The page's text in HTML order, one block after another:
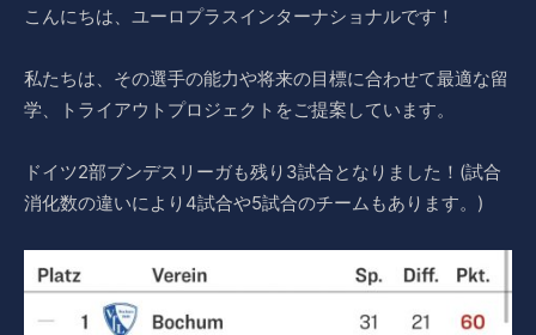
こんにちは、ユーロプラスインターナショナルです！
私たちは、その選手の能力や将来の目標に合わせて最適な留
学、トライアウトプロジェクトをご提案しています。
ドイツ2部ブンデスリーガも残り3試合となりました！(試合
消化数の違いにより4試合や5試合のチームもあります。)